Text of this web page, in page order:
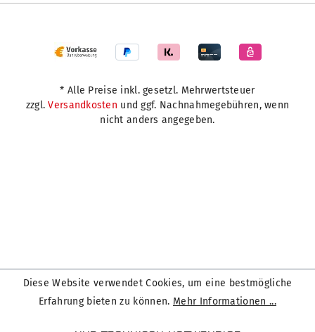
* Alle Preise inkl. gesetzl. Mehrwertsteuer
zzgl.Versandkosten und ggf. Nachnahmegebühren, wenn
nicht anders angegeben.
Diese Website verwendet Cookies, um eine bestmögliche
Erfahrung bieten zu können. Mehr Informationen ...